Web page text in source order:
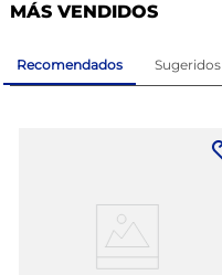
MÁS VENDIDOS
Recomendados Sugeridos